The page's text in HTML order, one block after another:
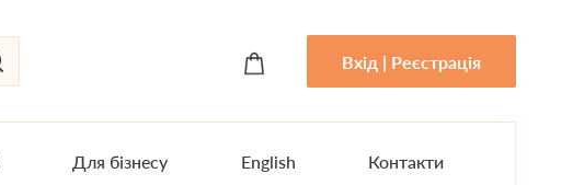
Вхід | Реєстрація
Для бізнесу English Контакти